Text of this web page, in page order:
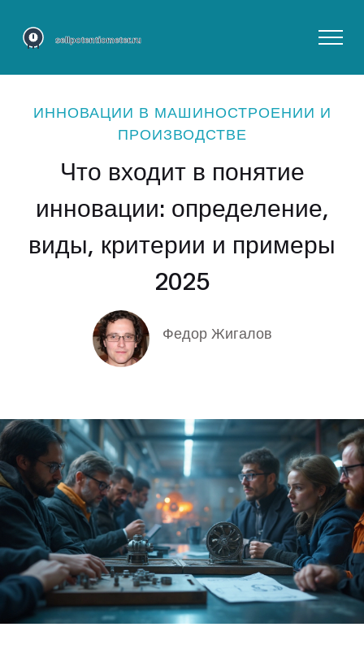
ИННОВАЦИИ В МАШИНОСТРОЕНИИ И
ПРОИЗВОДСТВЕ
Что входит в понятие
инновации: определение,
виды, критерии и примеры
2025
Федор Жигалов